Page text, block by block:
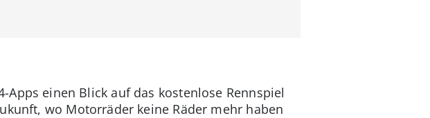
einen Blick auf das kostenlose Rennspiel
wo Motorräder keine Räder mehr haben